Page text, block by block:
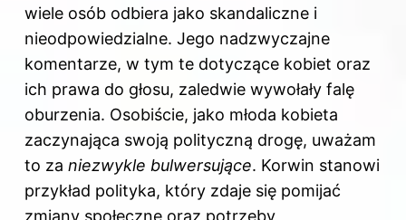
wiele osób odbiera jako skandaliczne i
nieodpowiedzialne. Jego nadzwyczajne
komentarze, w tym te dotyczące kobiet oraz
ich prawa do głosu, zaledwie wywołały falę
oburzenia. Osobiście, jako młoda kobieta
zaczynająca swoją polityczną drogę, uważam
to za niezwykle bulwersujące. Korwin stanowi
przykład polityka, który zdaje się pomijać
zmiany społeczne oraz potrzeby